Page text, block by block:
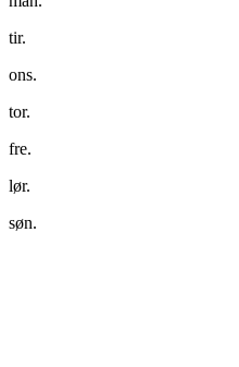
tir.
ons.
tor.
fre.
lør.
søn.